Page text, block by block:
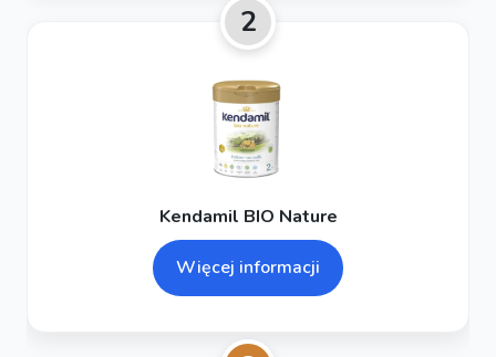
2
Kendamil BIO Nature
Więcej informacji